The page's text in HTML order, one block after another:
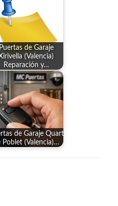
Puertas de Garaje
(Valencia)
Reparación y…
de Garaje Quart
Poblet (Valencia)…